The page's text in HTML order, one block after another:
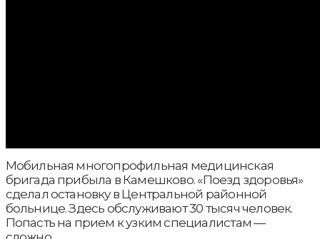
Мобильная многопрофильная медицинская
бригада прибыла в Камешково. «Поезд здоровья»
сделал остановку в Центральной районной
больнице. Здесь обслуживают 30 тысяч человек.
Попасть на прием к узким специалистам —